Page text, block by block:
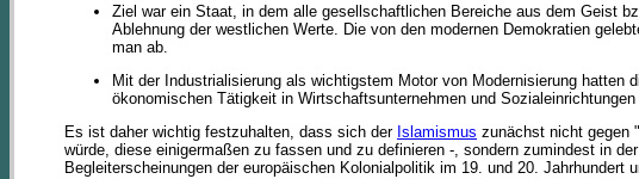
Ziel war ein Staat, in dem alle gesellschaftlichen Bereiche aus dem Geist
Ablehnung der westlichen Werte. Die von den modernen Demokratien
man ab.
Mit der Industrialisierung als wichtigstem Motor von Modernisierung
ökonomischen Tätigkeit in Wirtschaftsunternehmen und
Es ist daher wichtig festzuhalten, dass sich der Islamismus zunächst nicht gegen
würde, diese einigermaßen zu fassen und zu definieren -, sondern zumindest in
Begleiterscheinungen der europäischen Kolonialpolitik im 19. und 20. Jahrhundert